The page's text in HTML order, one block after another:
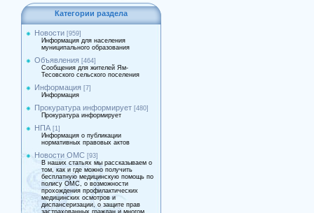
Категории раздела
Новости [959]
Информация для населения
муниципального образования
Объявления [464]
Сообщения для жителей Ям-
Тесовского сельского поселения
Информация [7]
Информация
Прокуратура информирует [480]
Прокуратура информирует
НПА [1]
Информация о публикации
нормативных правовых актов
Новости ОМС [93]
В наших статьях мы рассказываем о
том, как и где можно получить
бесплатную медицинскую помощь по
полису ОМС, о возможности
прохождения профилактических
медицинских осмотров и
диспансеризации, о защите прав
застрахованных граждан и многом